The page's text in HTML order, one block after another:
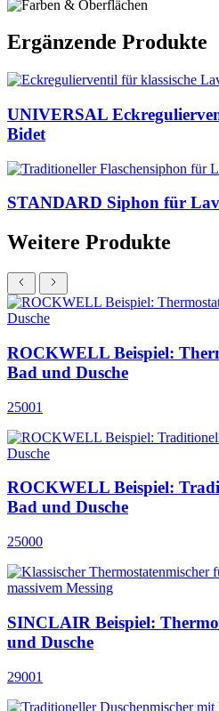
Ergänzende Produkte
UNIVERSAL
Bidet
STANDARD Siphon für
Weitere Produkte
ROCKWELL Beispiel:
Bad und Dusche
25001
ROCKWELL Beispiel:
Bad und Dusche
25000
SINCLAIR Beispiel:
und Dusche
29001